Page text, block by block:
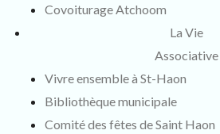
Covoiturage Atchoom
La Vie
Associative
Vivre ensemble à St-Haon
Bibliothèque municipale
Comité des fêtes de Saint Haon